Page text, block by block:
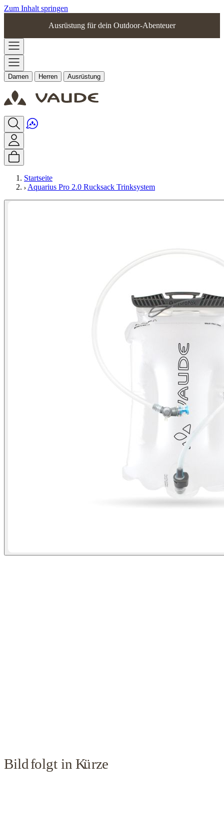
Zum Inhalt springen
Ausrüstung für dein Outdoor-Abenteuer
Damen Herren Ausrüstung
Startseite
Aquarius Pro 2.0 Rucksack Trinksystem